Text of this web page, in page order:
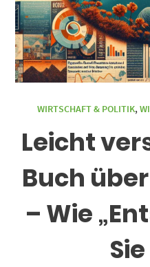
WIRTSCHAFT & POLITIK,
Leicht
Buch
– Wie